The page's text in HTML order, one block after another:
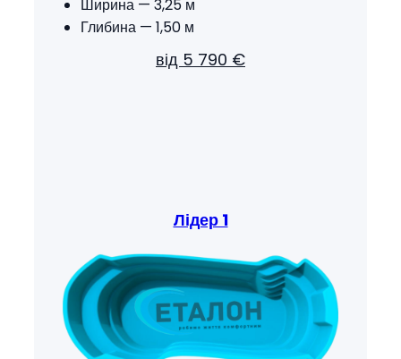
Ширина — 3,25 м
Глибина — 1,50 м
від 5 790 €
Лідер 1